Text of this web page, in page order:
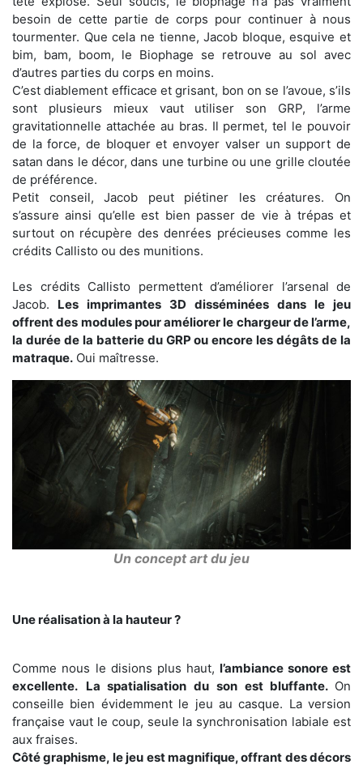
besoin de cette partie de corps pour continuer à nous
tourmenter. Que cela ne tienne, Jacob bloque, esquive et
bim, bam, boom, le Biophage se retrouve au sol avec
d’autres parties du corps en moins.
C’est diablement efficace et grisant, bon on se l’avoue, s’ils
sont plusieurs mieux vaut utiliser son GRP, l’arme
gravitationnelle attachée au bras. Il permet, tel le pouvoir
de la force, de bloquer et envoyer valser un support de
satan dans le décor, dans une turbine ou une grille cloutée
de préférence.
Petit conseil, Jacob peut piétiner les créatures. On
s’assure ainsi qu’elle est bien passer de vie à trépas et
surtout on récupère des denrées précieuses comme les
crédits Callisto ou des munitions.
Les crédits Callisto permettent d’améliorer l’arsenal de
Jacob. Les imprimantes 3D disséminées dans le jeu
offrent des modules pour améliorer le chargeur de l’arme,
la durée de la batterie du GRP ou encore les dégâts de la
matraque. Oui maîtresse.
Un concept art du jeu
Une réalisation à la hauteur ?
Comme nous le disions plus haut, l’ambiance sonore est
excellente. La spatialisation du son est bluffante. On
conseille bien évidemment le jeu au casque. La version
française vaut le coup, seule la synchronisation labiale est
aux fraises.
Côté graphisme, le jeu est magnifique, offrant des décors